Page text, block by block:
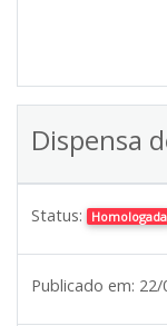
Dispensa
Status: Homologada
Publicado em: 22/